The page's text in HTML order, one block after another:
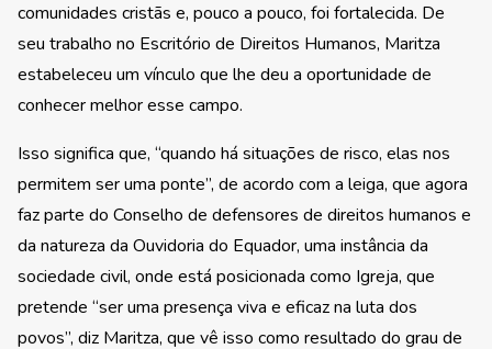
comunidades cristãs e, pouco a pouco, foi fortalecida. De
seu trabalho no Escritório de Direitos Humanos, Maritza
estabeleceu um vínculo que lhe deu a oportunidade de
conhecer melhor esse campo.
Isso significa que, “quando há situações de risco, elas nos
permitem ser uma ponte”, de acordo com a leiga, que agora
faz parte do Conselho de defensores de direitos humanos e
da natureza da Ouvidoria do Equador, uma instância da
sociedade civil, onde está posicionada como Igreja, que
pretende “ser uma presença viva e eficaz na luta dos
povos”, diz Maritza, que vê isso como resultado do grau de